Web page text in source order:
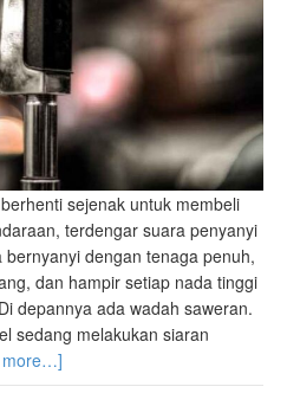
sejenak untuk membeli
terdengar suara penyanyi
dengan tenaga penuh,
dan hampir setiap nada tinggi
depannya ada wadah saweran.
sedang melakukan siaran
more…]